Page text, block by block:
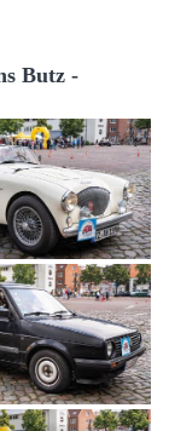
Butz -